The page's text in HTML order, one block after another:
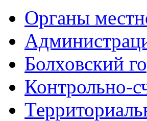
Органы
Болховский
Контрольно-